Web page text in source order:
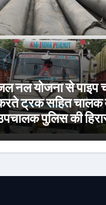
नल योजना से पाइप
ट्रक सहित चालक
पुलिस की